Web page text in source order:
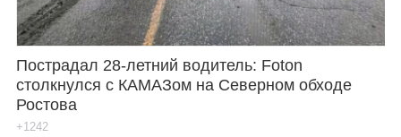
Пострадал 28-летний водитель: Foton
столкнулся с КАМАЗом на Северном обходе
Ростова
+1242